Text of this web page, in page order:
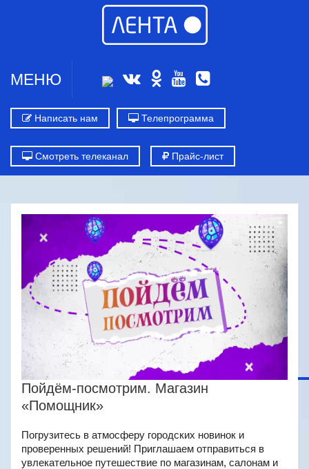
МЕНЮ
Написать нам Телепрограмма
Смотреть телеканал Прайс-лист
Пойдём-посмотрим. Магазин
«Помощник»
Погрузитесь в атмосферу городских новинок и
проверенных решений! Приглашаем отправиться в
увлекательное путешествие по магазинам, салонам и